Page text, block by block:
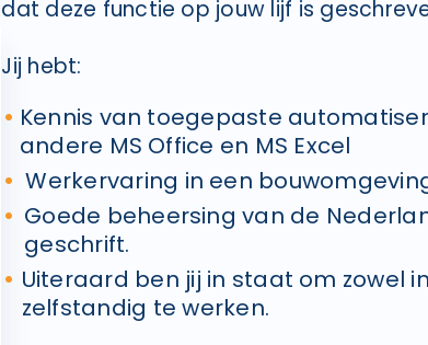
dat deze functie op jouw lijf is
Jij hebt:
Kennis van toegepaste
andere MS Office en MS Excel
Werkervaring in een
Goede beheersing van de
geschrift.
Uiteraard ben jij in staat om zowel
zelfstandig te werken.